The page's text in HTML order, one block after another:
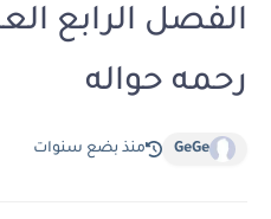
رحمه حواله
GeGe منذ بضع سنوات